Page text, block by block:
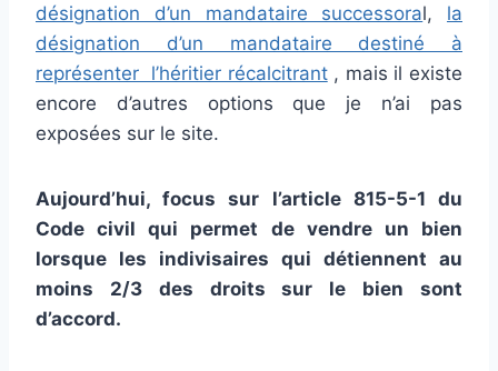
désignation d’un mandataire successoral, la
désignation d’un mandataire destiné à
représenter l’héritier récalcitrant, mais il existe
encore d’autres options que je n’ai pas
exposées sur le site.
Aujourd’hui, focus sur l’article 815-5-1 du
Code civil qui permet de vendre un bien
lorsque les indivisaires qui détiennent au
moins 2/3 des droits sur le bien sont
d’accord.